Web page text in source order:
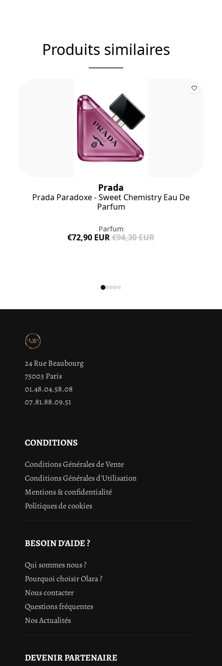
Produits similaires
Prada
Prada Paradoxe - Sweet Chemistry Eau De
Parfum
Parfum
€72,90 EUR€94,30 EUR
24 Rue Beaubourg
75003 Paris
01.48.04.58.08
07.81.88.09.51
CONDITIONS
Conditions Générales de Vente
Conditions Générales d'Utilisation
Mentions & confidentialité
Politiques de cookies
BESOIN D'AIDE ?
Qui sommes nous ?
Pourquoi choisir Olara ?
Nous contacter
Questions fréquentes
Nos Actualités
DEVENIR PARTENAIRE